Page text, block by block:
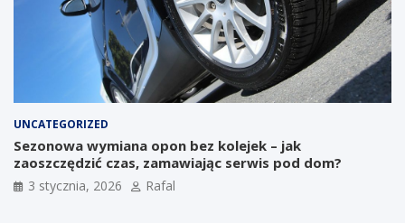
UNCATEGORIZED
Sezonowa wymiana opon bez kolejek – jak
zaoszczędzić czas, zamawiając serwis pod dom?
3 stycznia, 2026 Rafal